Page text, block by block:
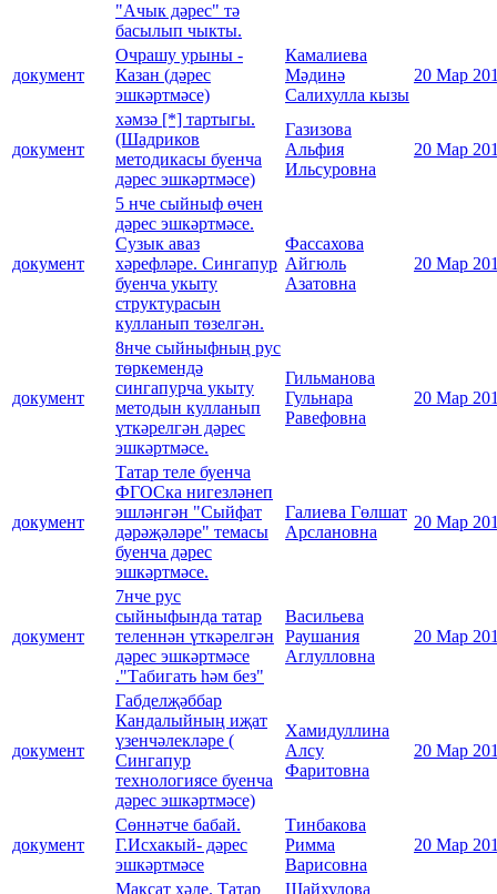
"Ачык дәрес" тә
басылып чыкты.
документ
Очрашу урыны -
Казан (дәрес
эшкәртмәсе)
Камалиева
Мәдинә
Салихулла кызы
20 Мар
документ
хәмзә [*] тартыгы.
(Шадриков
методикасы буенча
дәрес эшкәртмәсе)
Газизова
Альфия
Ильсуровна
20 Мар
документ
5 нче сыйныф өчен
дәрес эшкәртмәсе.
Сузык аваз
хәрефләре. Сингапур
буенча укыту
структурасын
кулланып төзелгән.
Фассахова
Айгюль
Азатовна
20 Мар
документ
8нче сыйныфның рус
төркемендә
сингапурча укыту
методын кулланып
үткәрелгән дәрес
эшкәртмәсе.
Гильманова
Гульнара
Равефовна
20 Мар
документ
Татар теле буенча
ФГОСка нигезләнеп
эшләнгән "Сыйфат
дәрәҗәләре" темасы
буенча дәрес
эшкәртмәсе.
Галиева Гөлшат
Арслановна
20 Мар
документ
7нче рус
сыйныфында татар
теленнән үткәрелгән
дәрес эшкәртмәсе
."Табигать һәм без"
Васильева
Раушания
Аглулловна
20 Мар
документ
Габделҗәббар
Кандалыйның иҗат
үзенчәлекләре (
Сингапур
технологиясе буенча
дәрес эшкәртмәсе)
Хамидуллина
Алсу
Фаритовна
20 Мар
документ
Сөннәтче бабай.
Г.Исхакый- дәрес
эшкәртмәсе
Тинбакова
Римма
Варисовна
20 Мар
Максат хәле. Татар Шайхулова